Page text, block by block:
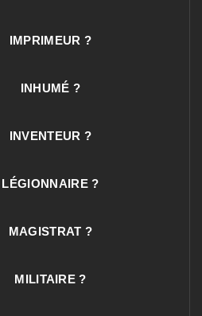
IMPRIMEUR ?
INHUMÉ ?
INVENTEUR ?
LÉGIONNAIRE ?
MAGISTRAT ?
MILITAIRE ?